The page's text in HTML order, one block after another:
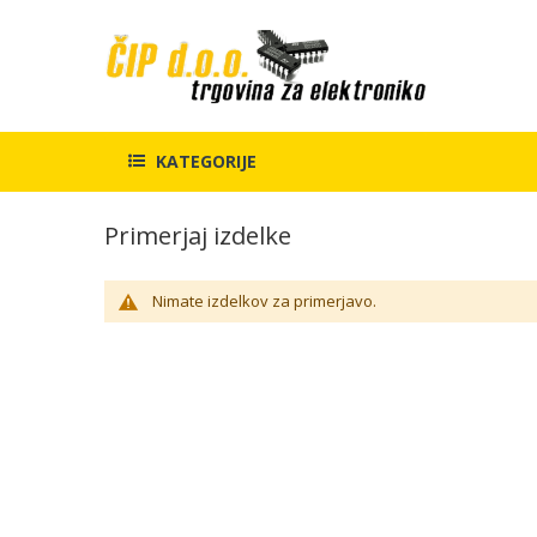
KATEGORIJE
Primerjaj izdelke
Nimate izdelkov za primerjavo.